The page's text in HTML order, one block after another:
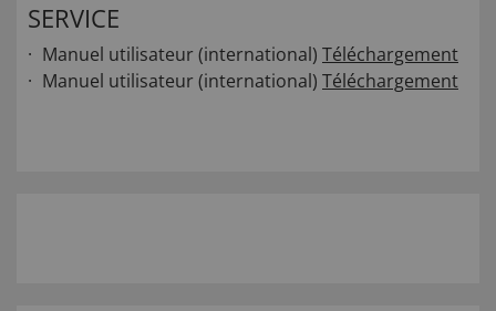
SERVICE
Manuel utilisateur (international) Téléchargement
Manuel utilisateur (international) Téléchargement